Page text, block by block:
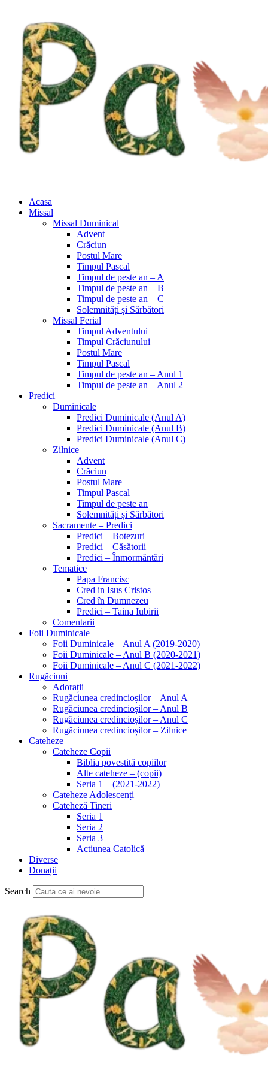
Acasa
Missal
Missal Duminical
Advent
Crăciun
Postul Mare
Timpul Pascal
Timpul de peste an – A
Timpul de peste an – B
Timpul de peste an – C
Solemnități și Sărbători
Missal Ferial
Timpul Adventului
Timpul Crăciunului
Postul Mare
Timpul Pascal
Timpul de peste an – Anul 1
Timpul de peste an – Anul 2
Predici
Duminicale
Predici Duminicale (Anul A)
Predici Duminicale (Anul B)
Predici Duminicale (Anul C)
Zilnice
Advent
Crăciun
Postul Mare
Timpul Pascal
Timpul de peste an
Solemnități și Sărbători
Sacramente – Predici
Predici – Botezuri
Predici – Căsătorii
Predici – Înmormântări
Tematice
Papa Francisc
Cred in Isus Cristos
Cred în Dumnezeu
Predici – Taina Iubirii
Comentarii
Foii Duminicale
Foii Duminicale – Anul A (2019-2020)
Foii Duminicale – Anul B (2020-2021)
Foii Duminicale – Anul C (2021-2022)
Rugăciuni
Adorații
Rugăciunea credincioșilor – Anul A
Rugăciunea credincioșilor – Anul B
Rugăciunea credincioșilor – Anul C
Rugăciunea credincioșilor – Zilnice
Cateheze
Cateheze Copii
Biblia povestită copiilor
Alte cateheze – (copii)
Seria 1 – (2021-2022)
Cateheze Adolescenți
Cateheză Tineri
Seria 1
Seria 2
Seria 3
Actiunea Catolică
Diverse
Donații
Search